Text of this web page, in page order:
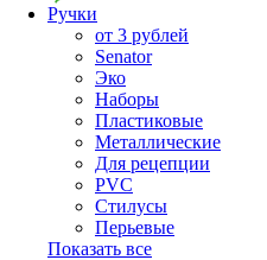
Ручки
от 3 рублей
Senator
Эко
Наборы
Пластиковые
Металлические
Для рецепции
PVC
Стилусы
Перьевые
Показать все